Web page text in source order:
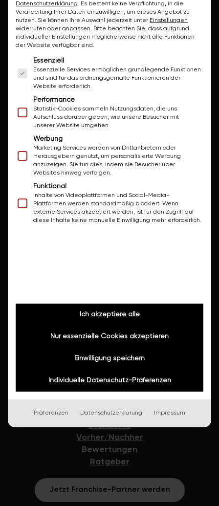
Leistungen
Wanne/Dusche sanieren
Komplettsanierung
Teilsanierung
WC-Sanierung
Installationsarbeiten
Methoden
Reparatur von Wanne/Dusche
Aufpolierung von Wanne/Dusche
Badewannentüre
Rutschhemmung
Feuchtraumpaneele
Karriere
Standorte
Vorher/Nachher
Bewertungen
Ratgeber
Jetzt Franchise-Partner werden
Datenschutzerklärung. Es besteht keine Verpflichtung, in die
Verarbeitung Ihrer Daten einzuwilligen, um dieses Angebot zu
nutzen. Sie können Ihre Auswahl jederzeit unter Einstellungen
widerrufen oder anpassen. Bitte beachten Sie, dass aufgrund
individueller Einstellungen möglicherweise nicht alle Funktionen
der Website verfügbar sind.
Es folgt eine Liste der Service-Gruppen, für die
Essenziell
Essenzielle Services ermöglichen grundlegende Funktionen
und sind für das ordnungsgemäße Funktionieren der
Website erforderlich.
Performance
Statistik-Cookies sammeln Nutzungsdaten, die uns
Aufschluss darüber geben, wie unsere Besucher mit
unserer Website umgehen.
Werbung
Marketing Services werden von Drittanbietern oder
Herausgebern genutzt, um personalisierte Werbung
anzuzeigen. Sie tun dies, indem sie Besucher über
Websites hinweg verfolgen.
Funktional
Inhalte von Videoplattformen und Social-Media-
Plattformen werden standardmäßig blockiert. Wenn
externe Services akzeptiert werden, ist für den Zugriff auf
diese Inhalte keine manuelle Einwilligung mehr erforderlich.
Ich akzeptiere alle
Nur essenzielle Cookies akzeptieren
Einwilligung speichern
Individuelle Datenschutz-Präferenzen
Präferenzen Datenschutzerklärung Impressum